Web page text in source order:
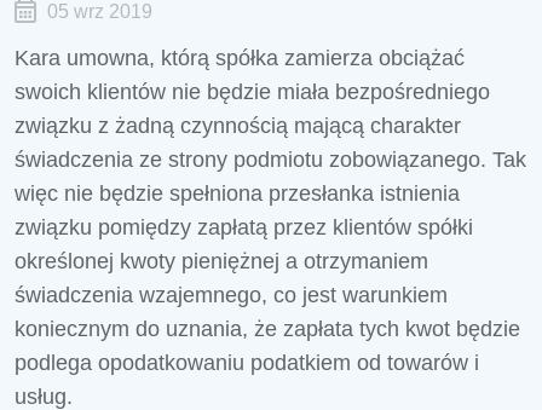
05 wrz 2019
Kara umowna, którą spółka zamierza obciążać
swoich klientów nie będzie miała bezpośredniego
związku z żadną czynnością mającą charakter
świadczenia ze strony podmiotu zobowiązanego. Tak
więc nie będzie spełniona przesłanka istnienia
związku pomiędzy zapłatą przez klientów spółki
określonej kwoty pieniężnej a otrzymaniem
świadczenia wzajemnego, co jest warunkiem
koniecznym do uznania, że zapłata tych kwot będzie
podlega opodatkowaniu podatkiem od towarów i
usług.